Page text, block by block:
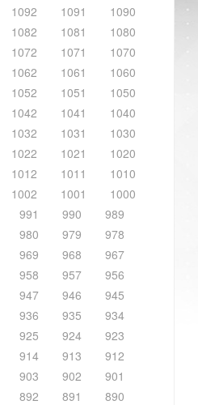
1092 1091
1090
1082 1081
1080
1072 1071
1070
1062 1061
1060
1052 1051
1050
1042 1041
1040
1032 1031
1030
1022 1021
1020
1012 1011
1010
1002 1001
1000
991 990
989
980 979
978
969 968
967
958 957
956
947 946
945
936 935
934
925 924
923
914 913
912
903 902
901
892 891
890